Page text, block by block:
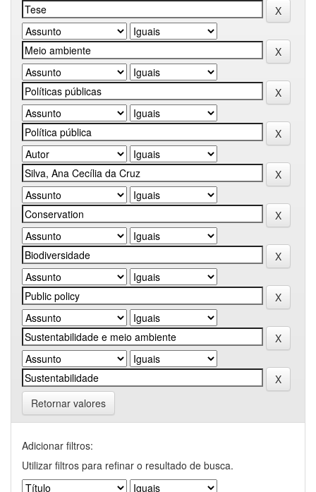
Retornar valores
Adicionar filtros:
Utilizar filtros para refinar o resultado de busca.